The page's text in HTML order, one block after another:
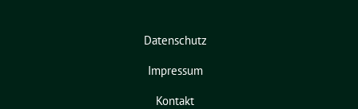
Datenschutz
Impressum
Kontakt